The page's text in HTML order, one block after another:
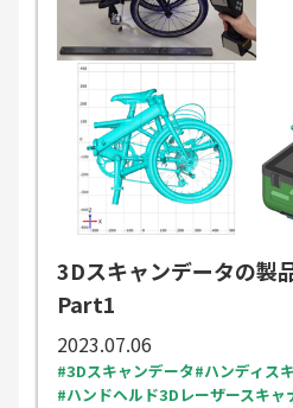
3Dスキャンデータの製
Part1
2023.07.06
3Dスキャンデータ ハンディス
ハンドヘルド3Dレーザースキャ